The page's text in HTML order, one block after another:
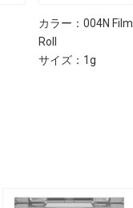
カラー：004N Film
Roll
サイズ：1g